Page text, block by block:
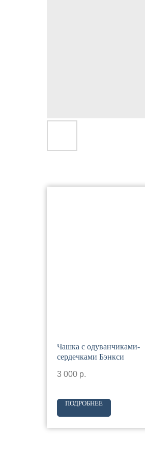
Чашка с одуванчиками-
сердечками Бэнкси
3 000 р.
ПОДРОБНЕЕ